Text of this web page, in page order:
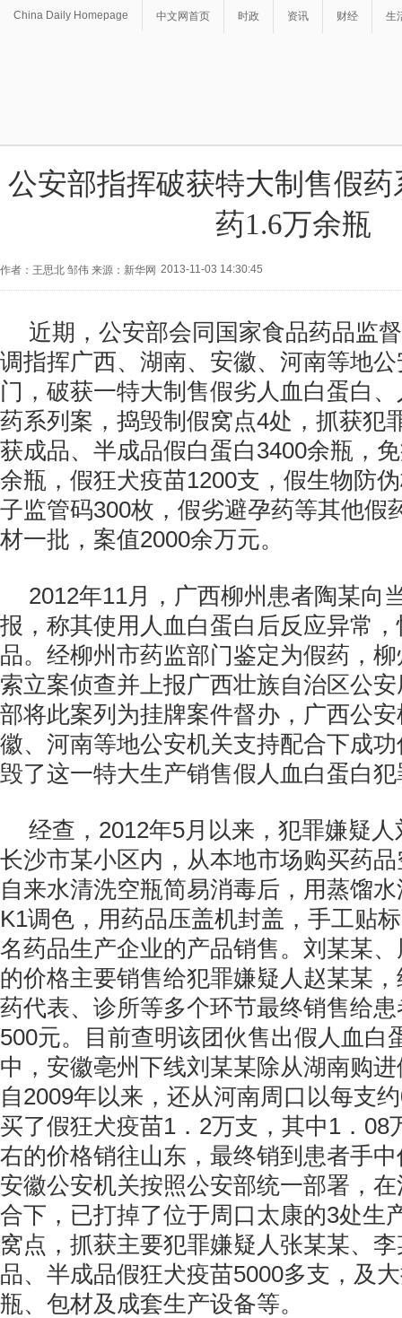
China Daily Homepage 中文网首页 时政 资讯 财经 生
公安部指挥破获特大制售假
药1.6万余瓶
作者：王思北 邹伟 来源：新华网 2013-11-03 14:30:45
近期，公安部会同国家食品药品监
调指挥广西、湖南、安徽、河南等地
门，破获一特大制售假劣人血白蛋白
药系列案，捣毁制假窝点4处，抓获犯
获成品、半成品假白蛋白3400余瓶，
余瓶，假狂犬疫苗1200支，假生物防
子监管码300枚，假劣避孕药等其他假
材一批，案值2000余万元。
2012年11月，广西柳州患者陶某向
报，称其使用人血白蛋白后反应异常
品。经柳州市药监部门鉴定为假药，
索立案侦查并上报广西壮族自治区公
部将此案列为挂牌案件督办，广西公
徽、河南等地公安机关支持配合下成
毁了这一特大生产销售假人血白蛋白
经查，2012年5月以来，犯罪嫌疑
长沙市某小区内，从本地市场购买药
自来水清洗空瓶简易消毒后，用蒸馏
K1调色，用药品压盖机封盖，手工贴
名药品生产企业的产品销售。刘某某
的价格主要销售给犯罪嫌疑人赵某某
药代表、诊所等多个环节最终销售给
500元。目前查明该团伙售出假人血白
中，安徽亳州下线刘某某除从湖南购
自2009年以来，还从河南周口以每支
买了假狂犬疫苗1．2万支，其中1．08
右的价格销往山东，最终销到患者手
安徽公安机关按照公安部统一部署，
合下，已打掉了位于周口太康的3处生
窝点，抓获主要犯罪嫌疑人张某某、
品、半成品假狂犬疫苗5000多支，及
瓶、包材及成套生产设备等。